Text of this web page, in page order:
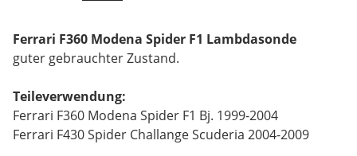
Ferrari F360 Modena Spider F1 Lambdasonde
guter gebrauchter Zustand.
Teileverwendung:
Ferrari F360 Modena Spider F1 Bj. 1999-2004
Ferrari F430 Spider Challange Scuderia 2004-2009